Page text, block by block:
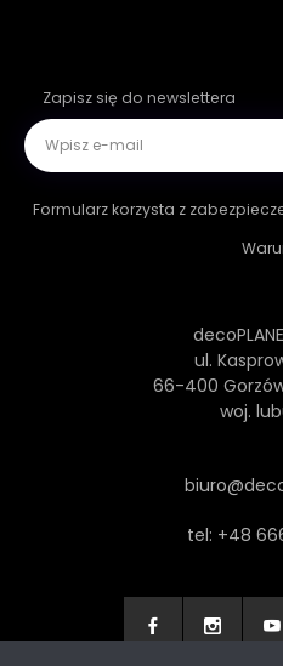
Zapisz się do newslettera
Formularz korzysta z
ul.
66-400
woj.
tel: +48